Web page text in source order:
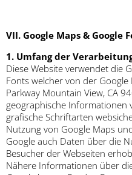
VII. Google Maps & Google
1. Umfang der
Diese Website verwendet die
Fonts welcher von der
Parkway Mountain View, CA
geographische Informationen
grafische Schriftarten
Nutzung von Google Maps
Google auch Daten über die
Besucher der Webseiten
Nähere Informationen über